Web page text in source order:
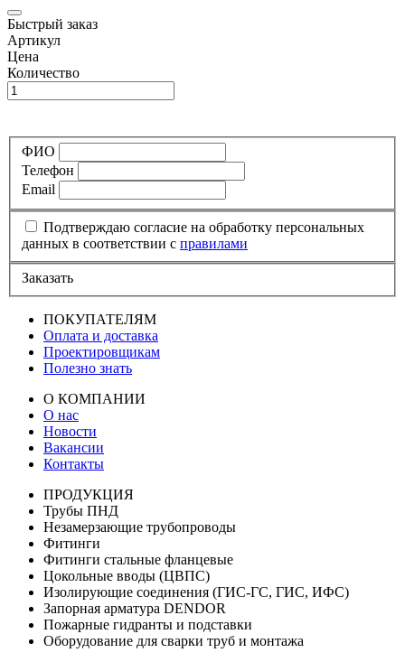
Быстрый заказ
Артикул
Цена
Количество
ФИО
Телефон
Email
Подтверждаю согласие на обработку персональных
данных в соответствии с правилами
Заказать
ПОКУПАТЕЛЯМ
Оплата и доставка
Проектировщикам
Полезно знать
О КОМПАНИИ
О нас
Новости
Вакансии
Контакты
ПРОДУКЦИЯ
Трубы ПНД
Незамерзающие трубопроводы
Фитинги
Фитинги стальные фланцевые
Цокольные вводы (ЦВПС)
Изолирующие соединения (ГИС-ГС, ГИС, ИФС)
Запорная арматура DENDOR
Пожарные гидранты и подставки
Оборудование для сварки труб и монтажа